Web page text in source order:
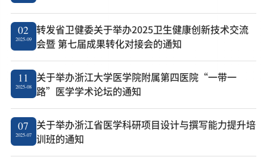
02
2025-09
转发省卫健委关于举办2025卫生健康创新技术交流
会暨 第七届成果转化对接会的通知
11
2025-08
关于举办浙江大学医学院附属第四医院“一带一
路”医学学术论坛的通知
07
2025-07
关于举办浙江省医学科研项目设计与撰写能力提升培
训班的通知